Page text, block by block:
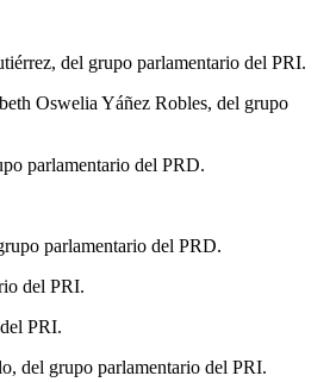
del grupo parlamentario del PRI.
Oswelia Yáñez Robles, del grupo
parlamentario del PRD.
parlamentario del PRD.
del PRI.
PRI.
del grupo parlamentario del PRI.